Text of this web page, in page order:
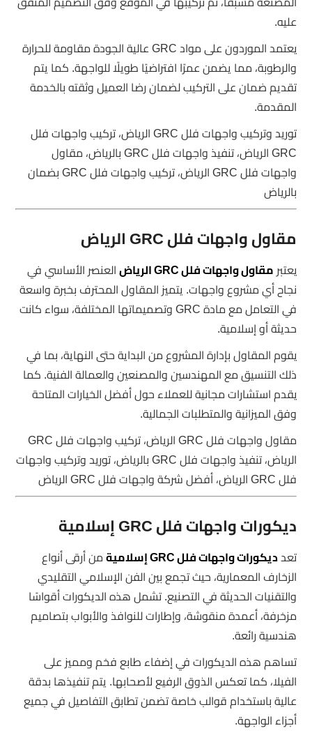
عليه.
يعتمد الموردون على مواد GRC عالية الجودة مقاومة للحرارة
والرطوبة، مما يضمن عمرًا افتراضيًا طويلًا للواجهة. كما يتم
تقديم ضمان على التركيب لضمان رضا العميل وثقته بالخدمة
المقدمة.
توريد وتركيب واجهات فلل GRC الرياض، تركيب واجهات فلل
GRC الرياض، تنفيذ واجهات فلل GRC بالرياض، مقاول
واجهات فلل GRC الرياض، تركيب واجهات فلل GRC بضمان
بالرياض
مقاول واجهات فلل GRC الرياض
يعتبر مقاول واجهات فلل GRC الرياض
العنصر الأساسي في
نجاح أي مشروع واجهات. يتميز المقاول المحترف بخبرة واسعة
في التعامل مع مادة GRC وتصميماتها المختلفة، سواء كانت
حديثة أو إسلامية.
يقوم المقاول بإدارة المشروع من البداية حتى النهاية، بما في
ذلك التنسيق مع المهندسين والمصنعين والعمالة الفنية. كما
يقدم استشارات مجانية للعملاء حول أفضل الخيارات المتاحة
وفق الميزانية والمتطلبات الجمالية.
مقاول واجهات فلل GRC الرياض، تركيب واجهات فلل GRC
الرياض، تنفيذ واجهات فلل GRC بالرياض، توريد وتركيب واجهات
فلل GRC الرياض، أفضل شركة واجهات فلل GRC الرياض
ديكورات واجهات فلل GRC إسلامية
تعدديكورات واجهات فلل GRC إسلامية
من أرقى أنواع
الزخارف المعمارية، حيث تجمع بين الفن الإسلامي التقليدي
والتقنيات الحديثة في التصنيع. تشمل هذه الديكورات أقواسًا
مزخرفة، أعمدة منقوشة، وإطارات للنوافذ والأبواب بتصاميم
هندسية رائعة.
تساهم هذه الديكورات في إضفاء طابع فخم ومميز على
الفيلا، كما تعكس الذوق الرفيع لأصحابها. يتم تنفيذها بدقة
عالية باستخدام قوالب خاصة تضمن تطابق التفاصيل في جميع
أجزاء الواجهة.